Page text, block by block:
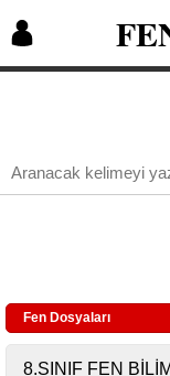
Fen Dosyaları
8.SINIF FEN